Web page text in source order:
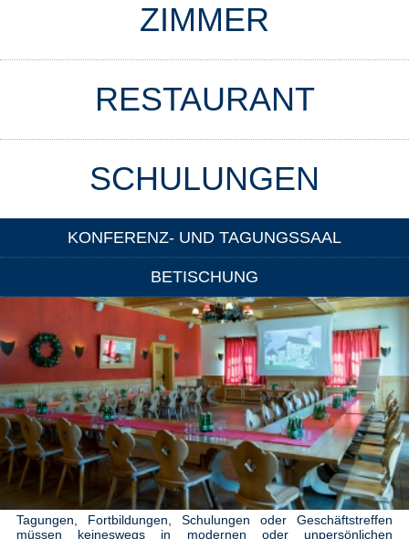
ZIMMER
RESTAURANT
SCHULUNGEN
KONFERENZ- UND TAGUNGSSAAL
BETISCHUNG
Tagungen, Fortbildungen, Schulungen oder Geschäftstreffen
müssen keineswegs in modernen oder unpersönlichen